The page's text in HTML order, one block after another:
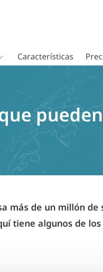
Características
más de un millón
tiene algunos de